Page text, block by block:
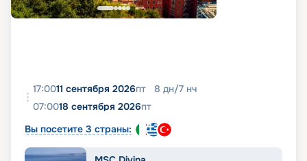
17:0011 сентября 2026пт 8 дн/7 нч
07:0018 сентября 2026пт
Вы посетите 3 страны: